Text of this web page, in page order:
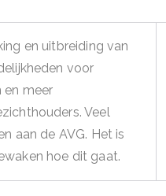
en uitbreiding van
voor
en meer
Veel
aan de AVG. Het is
hoe dit gaat.